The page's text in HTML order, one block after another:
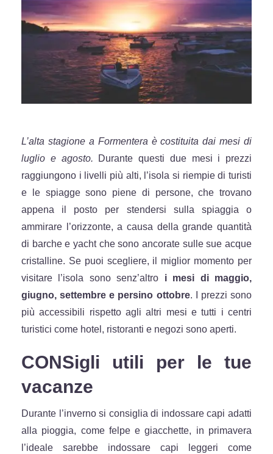
L’alta stagione a Formentera è costituita dai mesi di
luglio e agosto. Durante questi due mesi i prezzi
raggiungono i livelli più alti, l’isola si riempie di turisti
e le spiagge sono piene di persone, che trovano
appena il posto per stendersi sulla spiaggia o
ammirare l’orizzonte, a causa della grande quantità
di barche e yacht che sono ancorate sulle sue acque
cristalline. Se puoi scegliere, il miglior momento per
visitare l’isola sono senz’altro i mesi di maggio,
giugno, settembre e persino ottobre. I prezzi sono
più accessibili rispetto agli altri mesi e tutti i centri
turistici come hotel, ristoranti e negozi sono aperti.
CONSigli utili per le tue
vacanze
Durante l’inverno si consiglia di indossare capi adatti
alla pioggia, come felpe e giacchette, in primavera
l’ideale sarebbe indossare capi leggeri come